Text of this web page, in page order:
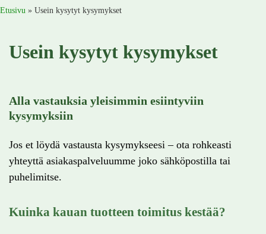
Etusivu » Usein kysytyt kysymykset
Usein kysytyt kysymykset
Alla vastauksia yleisimmin esiintyviin
kysymyksiin
Jos et löydä vastausta kysymykseesi – ota rohkeasti
yhteyttä asiakaspalveluumme joko sähköpostilla tai
puhelimitse.
Kuinka kauan tuotteen toimitus kestää?